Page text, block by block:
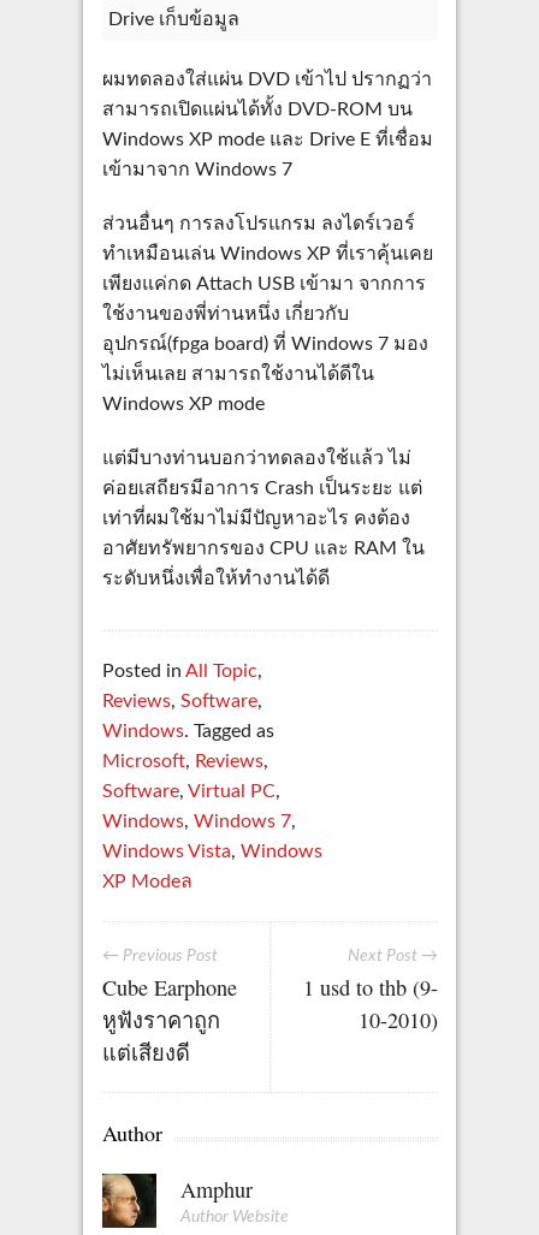
Drive เก็บข้อมูล
ผมทดลองใส่แผ่น DVD เข้าไป ปรากฏว่า
สามารถเปิดแผ่นได้ทั้ง DVD-ROM บน
Windows XP mode และ Drive E ที่เชื่อม
เข้ามาจาก Windows 7
ส่วนอื่นๆ การลงโปรแกรม ลงไดร์เวอร์
ทำเหมือนเล่น Windows XP ที่เราคุ้นเคย
เพียงแค่กด Attach USB เข้ามา จากการ
ใช้งานของพี่ท่านหนึ่ง เกี่ยวกับ
อุปกรณ์(fpga board) ที่ Windows 7 มอง
ไม่เห็นเลย สามารถใช้งานได้ดีใน
Windows XP mode
แต่มีบางท่านบอกว่าทดลองใช้แล้ว ไม่
ค่อยเสถียรมีอาการ Crash เป็นระยะ แต่
เท่าที่ผมใช้มาไม่มีปัญหาอะไร คงต้อง
อาศัยทรัพยากรของ CPU และ RAM ใน
ระดับหนึ่งเพื่อให้ทำงานได้ดี
Posted in All Topic,
Reviews, Software,
Windows. Tagged as
Microsoft, Reviews,
Software, Virtual PC,
Windows, Windows 7,
Windows Vista, Windows
XP Modeล
Next Post →
1 usd to thb (9-
10-2010)
← Previous Post
Cube Earphone
หูฟังราคาถูก
แต่เสียงดี
Author
Amphur
Author Website